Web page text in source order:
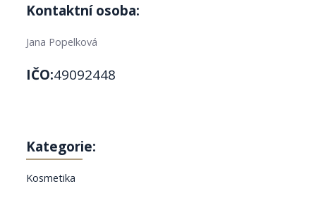
Kontaktní osoba:
Jana Popelková
IČO:49092448
Kategorie:
Kosmetika